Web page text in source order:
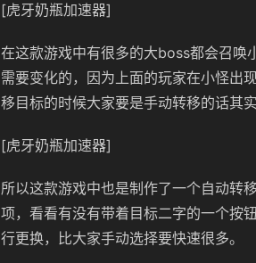
[虎牙奶瓶加速器]
在这款游戏中有很多的大boss都会召唤
需要变化的，因为上面的玩家在小怪出
移目标的时候大家要是手动转移的话其
[虎牙奶瓶加速器]
所以这款游戏中也是制作了一个自动转
项，看看有没有带着目标二字的一个按
行更换，比大家手动选择要快速很多。